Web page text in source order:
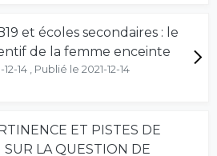
et écoles secondaires : le
de la femme enceinte
14 , Publié le 2021-12-14
ET PISTES DE
SUR LA QUESTION DE